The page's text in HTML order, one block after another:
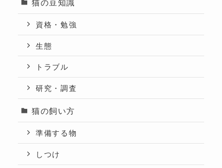
資格・勉強
生態
トラブル
研究・調査
猫の飼い方
準備する物
しつけ